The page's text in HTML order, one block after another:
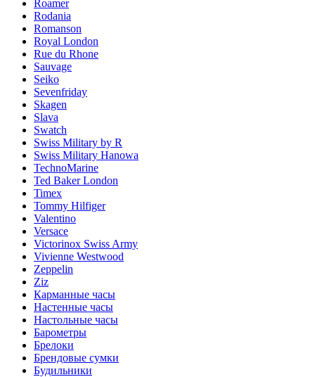
Roamer
Rodania
Romanson
Royal London
Rue du Rhone
Sauvage
Seiko
Sevenfriday
Skagen
Slava
Swatch
Swiss Military by R
Swiss Military Hanowa
TechnoMarine
Ted Baker London
Timex
Tommy Hilfiger
Valentino
Versace
Victorinox Swiss Army
Vivienne Westwood
Zeppelin
Ziz
Карманные часы
Настенные часы
Настольные часы
Барометры
Брелоки
Брендовые сумки
Будильники